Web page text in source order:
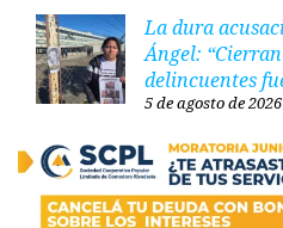
La dura
Ángel:
delincuentes
5 de agosto de 2026